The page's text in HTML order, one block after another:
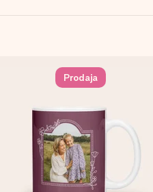
Prodaja